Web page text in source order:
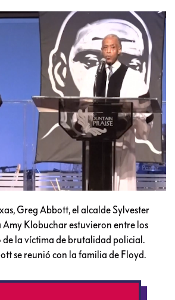
Greg Abbott, el alcalde Sylvester
Amy Klobuchar estuvieron entre los
de la víctima de brutalidad policial.
se reunió con la familia de Floyd.